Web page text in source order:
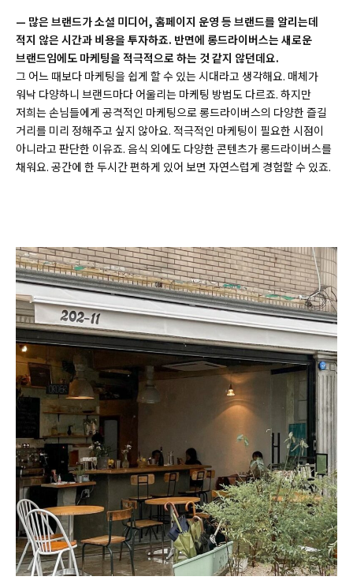
— 많은 브랜드가 소셜 미디어, 홈페이지 운영 등 브랜드를 알리는데
적지 않은 시간과 비용을 투자하죠. 반면에 롱드라이버스는 새로운
브랜드임에도 마케팅을 적극적으로 하는 것 같지 않던데요.
그 어느 때보다 마케팅을 쉽게 할 수 있는 시대라고 생각해요. 매체가
워낙 다양하니 브랜드마다 어울리는 마케팅 방법도 다르죠. 하지만
저희는 손님들에게 공격적인 마케팅으로 롱드라이버스의 다양한 즐길
거리를 미리 정해주고 싶지 않아요. 적극적인 마케팅이 필요한 시점이
아니라고 판단한 이유죠. 음식 외에도 다양한 콘텐츠가 롱드라이버스를
채워요. 공간에 한 두시간 편하게 있어 보면 자연스럽게 경험할 수 있죠.